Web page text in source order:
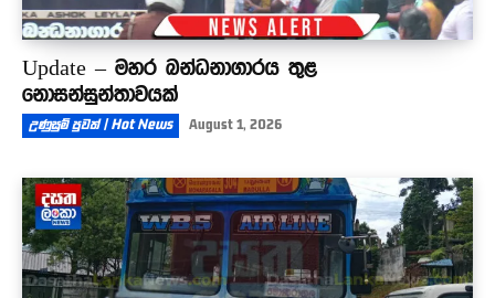
Update – මහර බන්ධනාගාරය තුළ
නොසන්සුන්තාවයක්
උණුසුම් පුවත් | Hot News August 1, 2026